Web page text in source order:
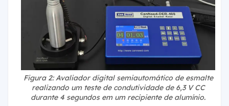
Figura 2: Avaliador digital semiautomático de esmalte
realizando um teste de condutividade de 6,3 V CC
durante 4 segundos em um recipiente de alumínio.